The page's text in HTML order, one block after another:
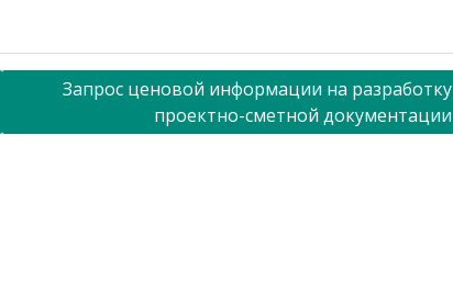
Запрос ценовой информации на разработку
проектно-сметной документации